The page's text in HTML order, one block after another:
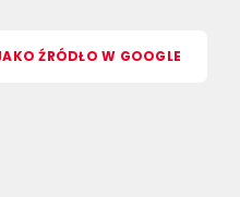
ŹRÓDŁO W GOOGLE